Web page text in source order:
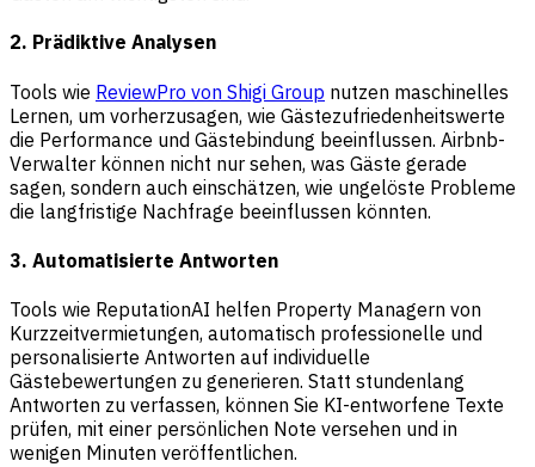
2. Prädiktive Analysen
Tools wie ReviewPro von Shigi Group nutzen maschinelles
Lernen, um vorherzusagen, wie Gästezufriedenheitswerte
die Performance und Gästebindung beeinflussen. Airbnb-
Verwalter können nicht nur sehen, was Gäste gerade
sagen, sondern auch einschätzen, wie ungelöste Probleme
die langfristige Nachfrage beeinflussen könnten.
3. Automatisierte Antworten
Tools wie ReputationAI helfen Property Managern von
Kurzzeitvermietungen, automatisch professionelle und
personalisierte Antworten auf individuelle
Gästebewertungen zu generieren. Statt stundenlang
Antworten zu verfassen, können Sie KI-entworfene Texte
prüfen, mit einer persönlichen Note versehen und in
wenigen Minuten veröffentlichen.